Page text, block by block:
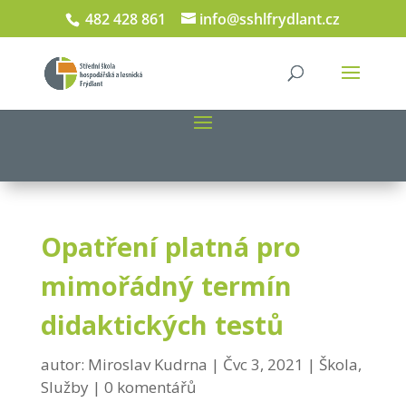
482 428 861 info@sshlfrydlant.cz
Opatření platná pro
mimořádný termín
didaktických testů
autor: Miroslav Kudrna Čvc 3, 2021 Škola,
Služby
0 komentářů